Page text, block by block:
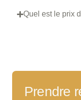
Quel est le prix
Prendre